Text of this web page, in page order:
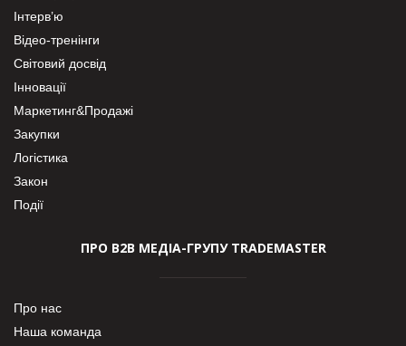
Інтерв’ю
Відео-тренінги
Світовий досвід
Інновації
Маркетинг&Продажі
Закупки
Логістика
Закон
Події
ПРО В2В МЕДІА-ГРУПУ TRADEMASTER
Про нас
Наша команда